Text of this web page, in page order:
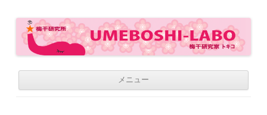
WE LOVE UMEBOSHI
メニュー